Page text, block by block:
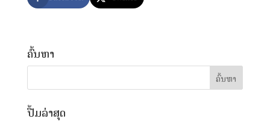
ຄົ້ນຫາ
ປື້ມລ່າສຸດ